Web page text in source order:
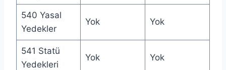
540 Yasal
Yedekler
Yok Yok
541 Statü
Yedekleri
Yok Yok